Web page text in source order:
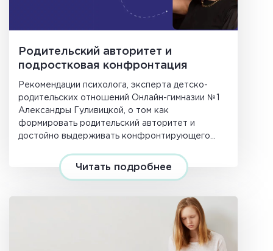
Родительский авторитет и
подростковая конфронтация
Рекомендации психолога, эксперта детско-
родительских отношений Онлайн-гимназии №1
Александры Гуливицкой, о том как
формировать родительский авторитет и
достойно выдерживать конфронтирующего
Читать подробнее